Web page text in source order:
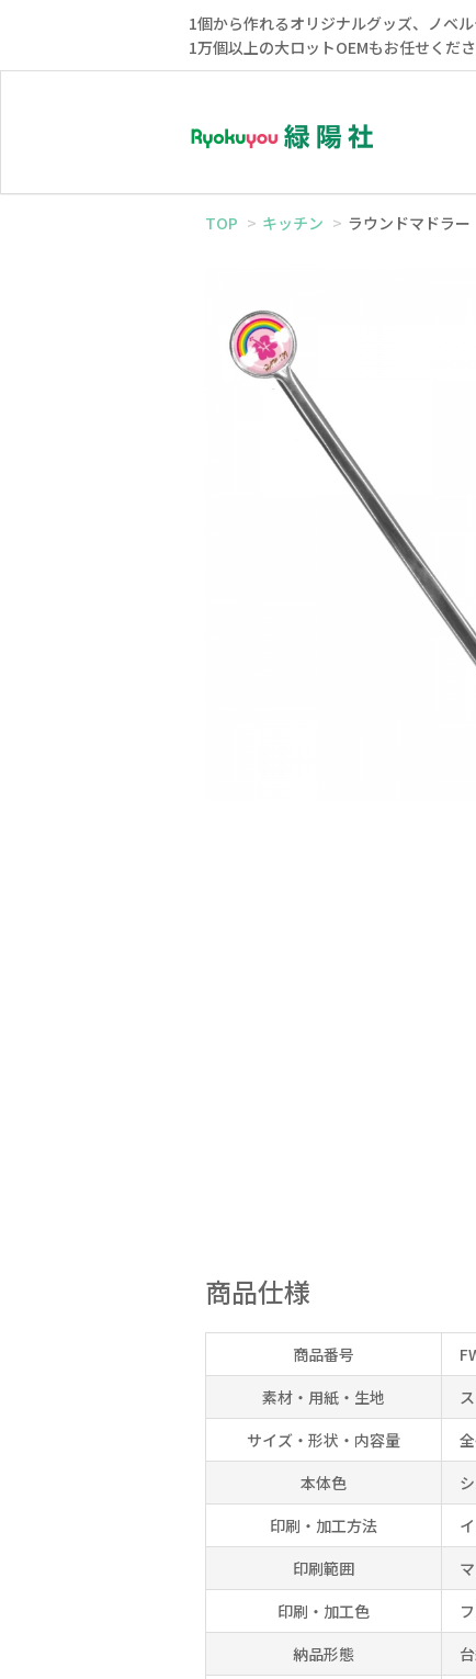
1個から作れるオリジナルグッズ、ノベル
1万個以上の大ロットOEMもお任せくださ
TOP キッチン ラウンドマドラー
商品仕様
商品番号
素材・用紙・生地
サイズ・形状・内容量
本体色
印刷・加工方法
印刷範囲
印刷・加工色
納品形態